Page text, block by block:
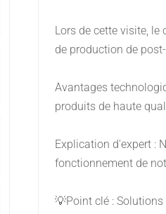
Lors de cette visite,
de production de
Avantages
produits de haute
Explication d'expert :
fonctionnement de
💡Point clé :